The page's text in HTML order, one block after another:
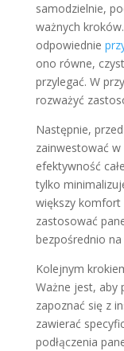
samodzielnie,
ważnych
odpowiednie
ono równe,
przylegać. W
rozważyć
Następnie,
zainwestować
efektywność
tylko
większy komfort
zastosować
bezpośrednio na
Kolejnym
Ważne jest, aby
zapoznać się z
zawierać
podłączenia